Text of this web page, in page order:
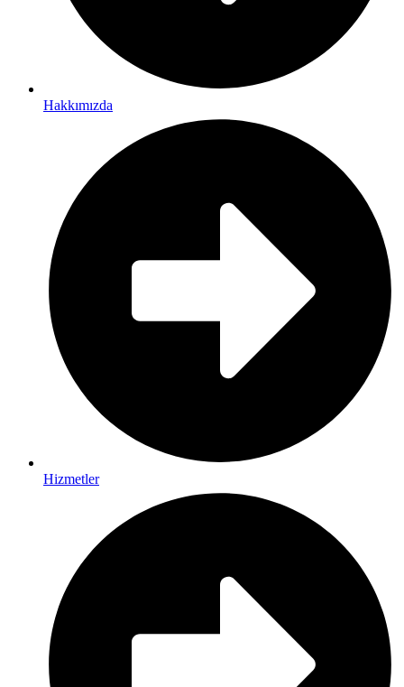
Hakkımızda
Hizmetler